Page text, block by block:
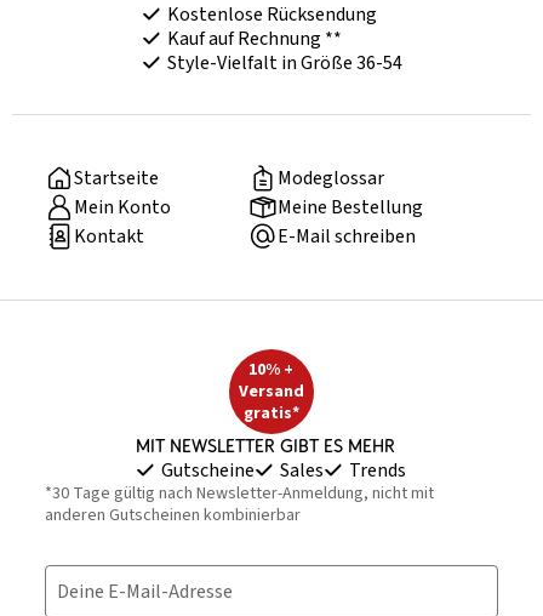
Kostenlose Rücksendung
Kauf auf Rechnung **
Style-Vielfalt in Größe 36-54
Startseite
Modeglossar
Mein Konto
Meine Bestellung
Kontakt
E-Mail schreiben
10% +
Versand
gratis*
Mit Newsletter gibt es mehr
Gutscheine Sales Trends
*30 Tage gültig nach Newsletter-Anmeldung, nicht mit
anderen Gutscheinen kombinierbar
Deine E-Mail-Adresse